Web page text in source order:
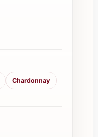
Chardonnay